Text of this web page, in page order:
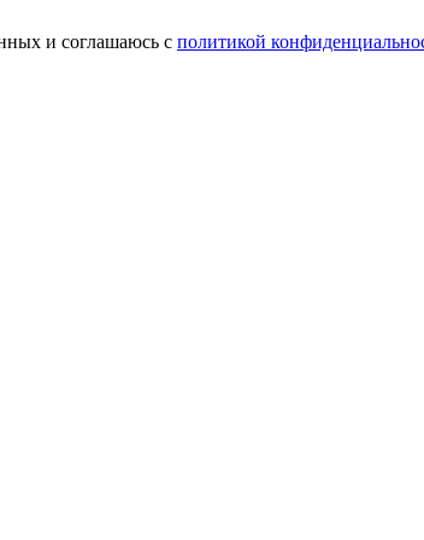
и соглашаюсь с политикой